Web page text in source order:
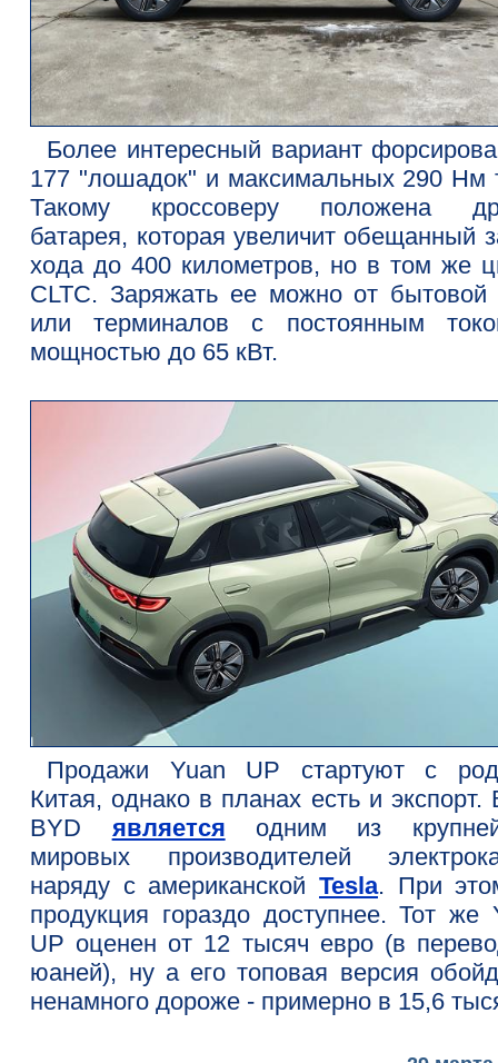
Более интересный вариант
177 "лошадок" и максимальных 290 Нм
Такому кроссоверу положена
батарея, которая увеличит обещанный
хода до 400 километров, но в том же
CLTC. Заряжать ее можно от бытовой
или терминалов с постоянным
мощностью до 65 кВт.
Продажи Yuan UP стартуют с
Китая, однако в планах есть и экспорт.
BYD является одним из
мировых производителей
наряду с американской Tesla. При
продукция гораздо доступнее. Тот же
UP оценен от 12 тысяч евро (в
юаней), ну а его топовая версия
ненамного дороже - примерно в 15,6